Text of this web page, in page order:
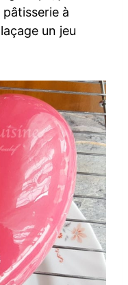
à
un jeu